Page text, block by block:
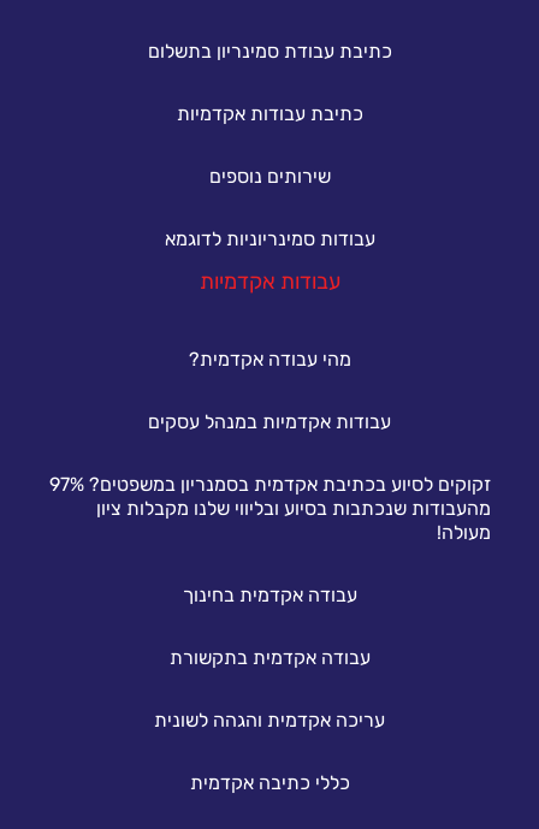
כתיבת עבודת סמינריון בתשלום
כתיבת עבודות אקדמיות
שירותים נוספים
עבודות סמינריוניות לדוגמא
עבודות אקדמיות
מהי עבודה אקדמית?
עבודות אקדמיות במנהל עסקים
זקוקים לסיוע בכתיבת אקדמית בסמנריון במשפטים? 97%
מהעבודות שנכתבות בסיוע ובליווי שלנו מקבלות ציון
מעולה!
עבודה אקדמית בחינוך
עבודה אקדמית בתקשורת
עריכה אקדמית והגהה לשונית
כללי כתיבה אקדמית